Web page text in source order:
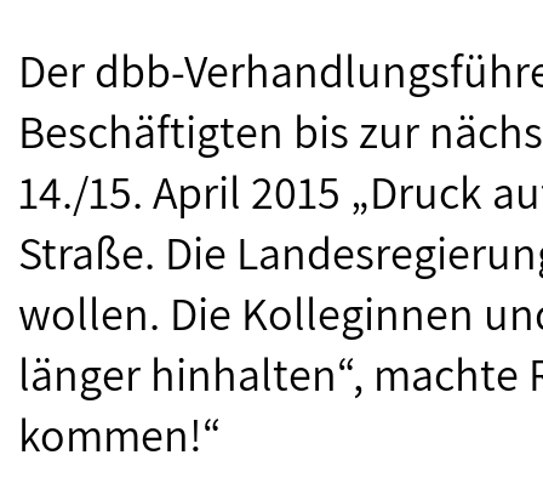
Der dbb-
Beschäftigten bis zur
14./15. April 2015 „Druck
Straße. Die
wollen. Die Kolleginnen
länger hinhalten“, machte
kommen!“